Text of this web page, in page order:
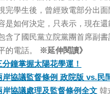
完學生後，曾經致電部分出
是如何決定，只表示，現在
含了國民黨立院黨團首席副
的電話。
※延伸閱讀》
分鐘掌握太陽花學運！
岸協議監督條例 政院版 vs.民
岸協議處理及監督條例全文 韓